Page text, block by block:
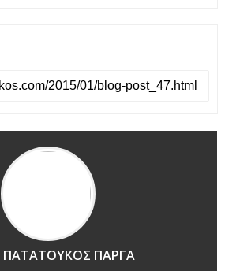
ΠΑΤΑΤΟΥΚΟΣ ΠΑΡΓΑ